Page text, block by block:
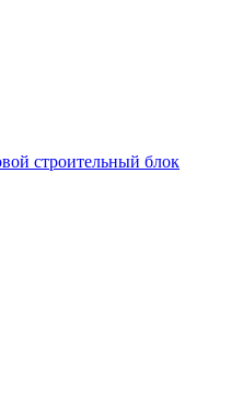
строительный блок